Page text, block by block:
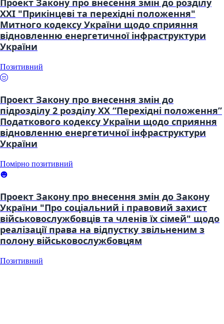
XXI "Прикінцеві та перехідні положення"
Митного кодексу України щодо сприяння
відновленню енергетичної інфраструктури
України
Позитивний
Проект Закону про внесення змін до
підрозділу 2 розділу XX “Перехідні положення”
Податкового кодексу України щодо сприяння
відновленню енергетичної інфраструктури
України
Помірно позитивний
Проект Закону про внесення змін до Закону
України "Про соціальний і правовий захист
військовослужбовців та членів їх сімей" щодо
реалізації права на відпустку звільненим з
полону військовослужбовцям
Позитивний